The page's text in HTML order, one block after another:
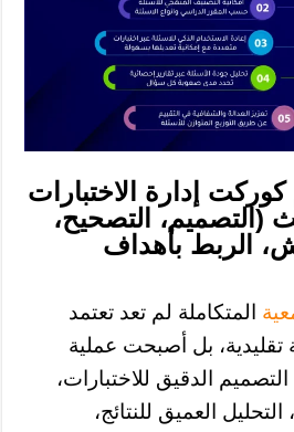
إدارة الاختبارات
(التصميم، التصحيح،
الربط بأهداف
المتكاملة لم تعد تعتمد
بل أصبحت عملية
الدقيق للاختبارات،
العميق للنتائج،